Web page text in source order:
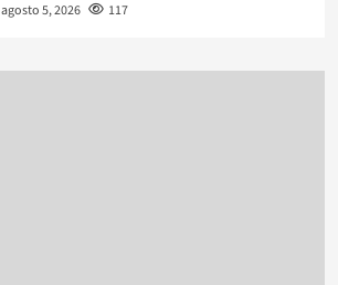
agosto 5, 2026 117